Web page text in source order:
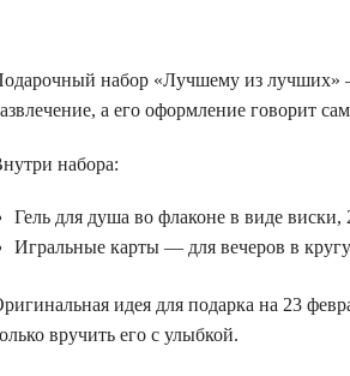
набор «Лучшему из лучших»
а его оформление говорит
набора:
Гель для душа во флаконе в виде виски,
Игральные карты — для вечеров в
идея для подарка на 23
вручить его с улыбкой.